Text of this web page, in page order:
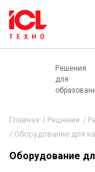
Решения
для
Главная / Решения /
/ Оборудование для
Оборудование